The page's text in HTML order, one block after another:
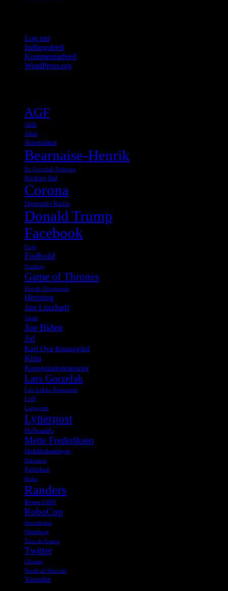
Log ind
Indlægsfeed
Kommentarfeed
WordPress.org
AGF
Aldi
Alien
Australien
Bearnaise-Henrik
Bo Gorzelak Pedersen
Breaking Bad
Corona
Danmarks Radio
Donald Trump
Facebook
Ferie
Fodbold
Frankrig
Game of Thrones
Henrik Christensen
Herning
Jan Lützhøft
Japan
Joe Biden
Jul
Karl Ove Knausgård
Kina
Konspirationsteorier
Lars Gorzelak
Lars Løkke Rasmussen
Lidl
Luftgevær
Lytterpost
McDonald's
Mette Frederiksen
Midalderlandsbyen
Pokemon
Politiken
Påske
Randers
Rema 1000
RoboCop
Sexrobotter
Speedway
Tour de France
Twitter
Ukraine
World of Warcraft
Youtube